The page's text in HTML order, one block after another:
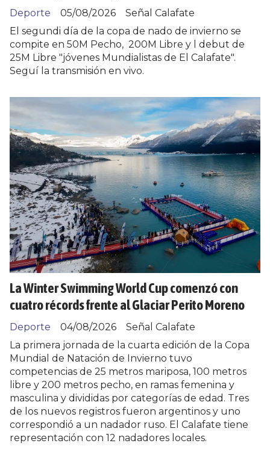
Señal Calafate
Deporte
05/08/2026
El segundi día de la copa de nado de invierno se
compite en 50M Pecho, 200M Libre y l debut de
25M Libre "jóvenes Mundialistas de El Calafate".
Seguí la transmisión en vivo.
La Winter Swimming World Cup comenzó con
cuatro récords frente al Glaciar Perito Moreno
Señal Calafate
Deporte
04/08/2026
La primera jornada de la cuarta edición de la Copa
Mundial de Natación de Invierno tuvo
competencias de 25 metros mariposa, 100 metros
libre y 200 metros pecho, en ramas femenina y
masculina y divididas por categorías de edad. Tres
de los nuevos registros fueron argentinos y uno
correspondió a un nadador ruso. El Calafate tiene
representación con 12 nadadores locales.